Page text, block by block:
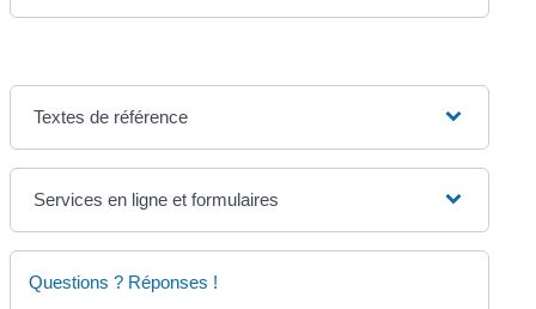
Textes de référence
Services en ligne et formulaires
Questions ? Réponses !